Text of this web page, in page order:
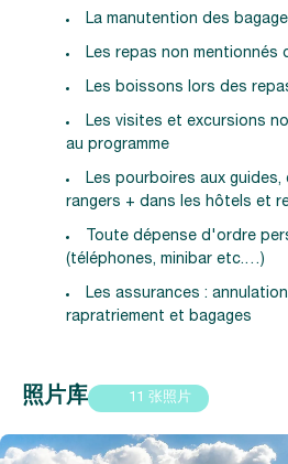
La manutention des
Les repas non mentionnés
Les boissons lors des
Les visites et excursions
au programme
Les pourboires aux
rangers + dans les hôtels et
Toute dépense d'ordre
(téléphones, minibar etc.…)
Les assurances :
rapratriement et bagages
照片库 11 张照片